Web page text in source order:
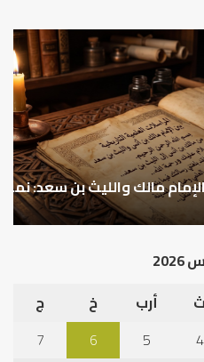
مالك والليث بن سعد: نموذج
..
ما
ث أرب خ
ج
4
5
6
7